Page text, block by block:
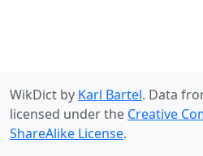
WikDict by Karl Bartel. Data
licensed under the Creative
ShareAlike License.